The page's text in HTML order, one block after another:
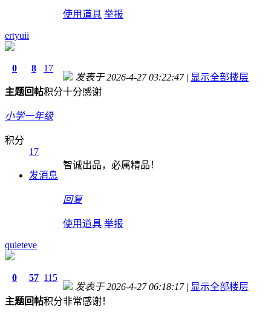
使用道具 举报
ertyuii
0
主题
8
回帖
17
积分
小学一年级
积分
17
发消息
发表于 2026-4-27 03:22:47 | 显示全部楼层
十分感谢
智诚出品，必属精品！
回复
使用道具 举报
quieteve
0
主题
57
回帖
115
积分
发表于 2026-4-27 06:18:17 | 显示全部楼层
非常感谢！